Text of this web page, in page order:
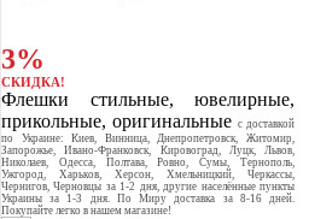
3%
СКИДКА!
Флешки стильные, ювелирные,
прикольные, оригинальные c доставкой
по Украине: Киев, Винница, Днепропетровск, Житомир,
Запорожье, Ивано-Франковск, Кировоград, Луцк, Львов,
Николаев, Одесса, Полтава, Ровно, Сумы, Тернополь,
Ужгород, Харьков, Херсон, Хмельницкий, Черкассы,
Чернигов, Черновцы за 1-2 дня, другие населённые пункты
Украины за 1-3 дня. По Миру доставка за 8-16 дней.
Покупайте легко в нашем магазине!